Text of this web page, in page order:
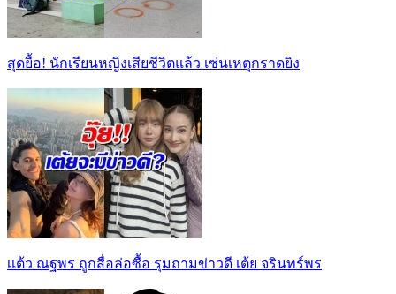
สุดยื้อ! นักเรียนหญิงเสียชีวิตแล้ว เซ่นเหตุกราดยิง
เเต้ว ณฐพร ถูกสื่อล่อซื้อ รุมถามข่าวดี เต้ย จรินทร์พร